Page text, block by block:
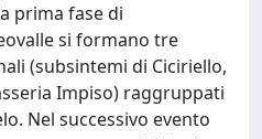
prima fase di
si formano tre
(subsintemi di Ciciriello,
Impiso) raggruppati
Nel successivo evento